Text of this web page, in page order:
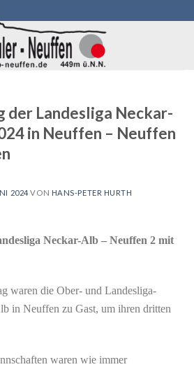
Landesliga Neckar-
in Neuffen – Neuffen
2024 VON HANS-PETER HURTH
Neckar-Alb – Neuffen 2 mit
waren die Ober- und Landesliga-
in Neuffen zu Gast, um ihren dritten
waren wie immer